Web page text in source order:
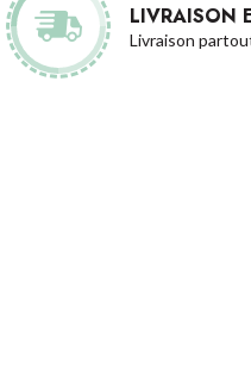
LIVRAISON
Livraison